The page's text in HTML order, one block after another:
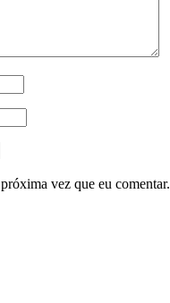
vez que eu comentar.